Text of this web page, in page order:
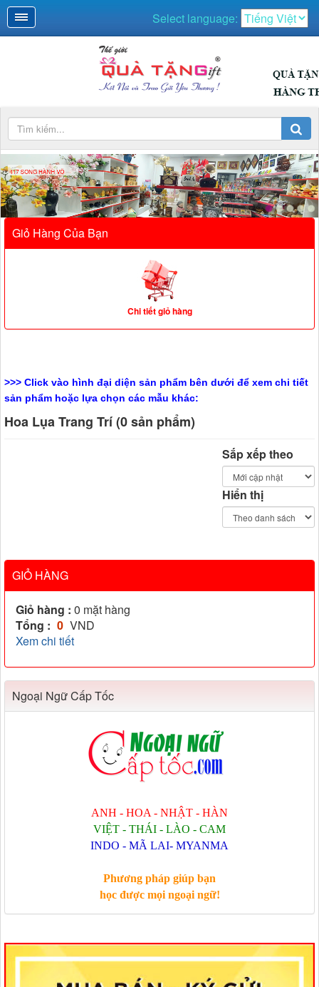
Select language:
417 SONG HÀNH VÕ
NGUYÊN GIÁP
Giỏ Hàng Của Bạn
Chi tiết giỏ hàng
>>> Click vào hình đại diện sản phẩm bên dưới để xem chi tiết
sản phẩm hoặc lựa chọn các mẫu khác:
Hoa Lụa Trang Trí (0 sản phẩm)
Sắp xếp theo
Hiển thị
GIỎ HÀNG
Giỏ hàng : 0 mặt hàng
Tổng : 0 VND
Xem chi tiết
Ngoại Ngữ Cấp Tốc
ANH - HOA - NHẬT - HÀN
VIỆT - THÁI - LÀO - CAM
INDO - MÃ LAI- MYANMA
Phương pháp giúp bạn
học được mọi ngoại ngữ!